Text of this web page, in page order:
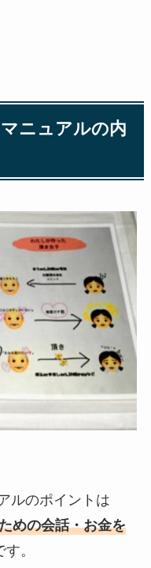
ニュアルの内
ルのポイントは
めの会話・お金を
す。